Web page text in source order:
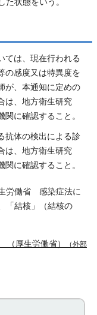
た状態をいう。
ては、現在行われる
の感度又は特異度を
が、本通知に定めの
は、地方衛生研究
に確認すること。
抗体の検出による診
は、地方衛生研究
に確認すること。
労働省 感染症法に
「結核」（結核の
厚生労働省）
（外部